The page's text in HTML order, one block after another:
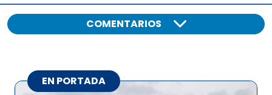
COMENTARIOS
EN PORTADA